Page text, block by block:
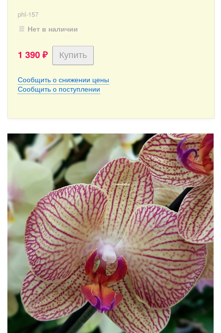
phl-157
Нет в наличии
1 390 ₽
Сообщить о снижении цены
Сообщить о поступлении